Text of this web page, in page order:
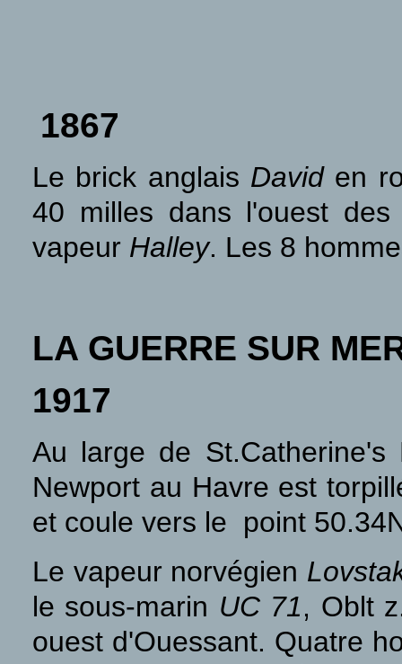
1867
Le brick anglais Daviden
40 milles dans l'ouest
vapeur Halley. Les 8
LA GUERRE SUR
1917
Au large de
Newport au Havre est
et coule vers le point
Le vapeur norvégien
le sous-marin UC 71, Oblt
ouest d'Ouessant. Quatre